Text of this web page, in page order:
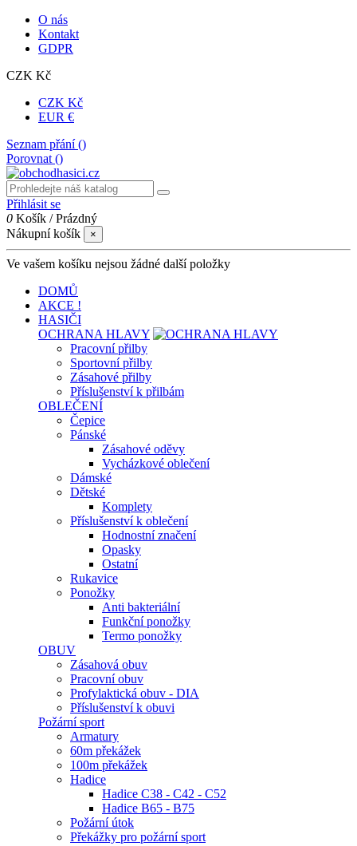
O nás
Kontakt
GDPR
CZK Kč
CZK Kč
EUR €
Seznam přání ()
Porovnat ()
Přihlásit se
0 Košík /Prázdný
Nákupní košík
×
Ve vašem košíku nejsou žádné další položky
DOMŮ
AKCE !
HASIČI
OCHRANA HLAVY
Pracovní přilby
Sportovní přilby
Zásahové přilby
Příslušenství k přilbám
OBLEČENÍ
Čepice
Pánské
Zásahové oděvy
Vycházkové oblečení
Dámské
Dětské
Komplety
Příslušenství k oblečení
Hodnostní značení
Opasky
Ostatní
Rukavice
Ponožky
Anti bakteriální
Funkční ponožky
Termo ponožky
OBUV
Zásahová obuv
Pracovní obuv
Profylaktická obuv - DIA
Příslušenství k obuvi
Požární sport
Armatury
60m překážek
100m překážek
Hadice
Hadice C38 - C42 - C52
Hadice B65 - B75
Požární útok
Překážky pro požární sport